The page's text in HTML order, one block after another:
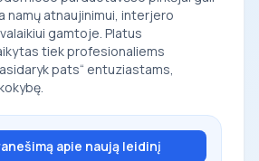
namų atnaujinimui, interjero
gamtoje. Platus
tiek profesionaliems
pats“ entuziastams,
apie naują leidinį